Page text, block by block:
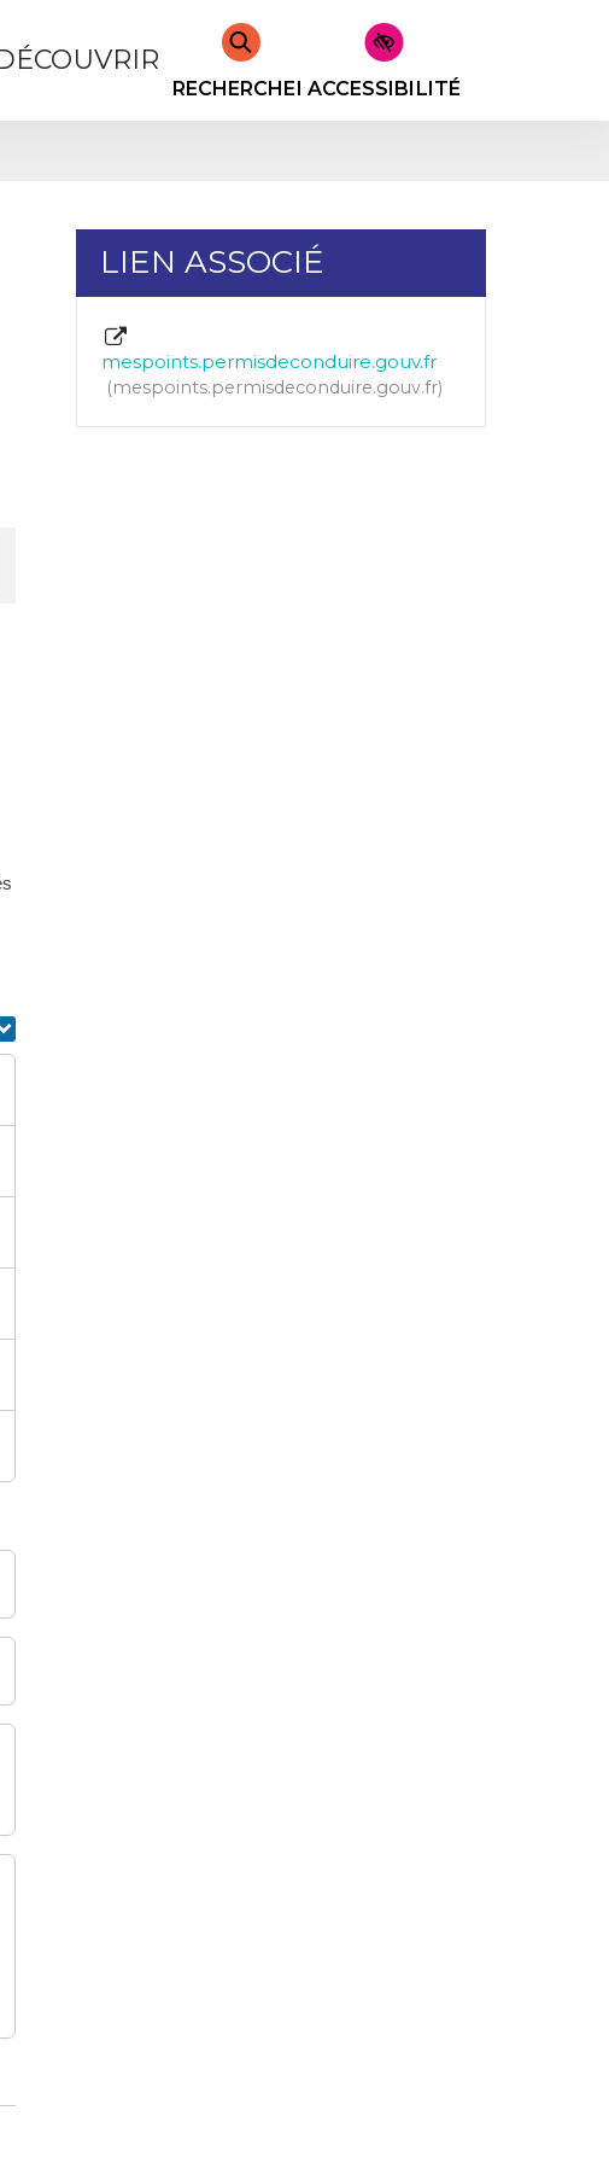
RECHERCHERACCESSIBILITÉ
LIEN ASSOCIÉ
mespoints.permisdeconduire.gouv.fr
mespoints.permisdeconduire.gouv.fr